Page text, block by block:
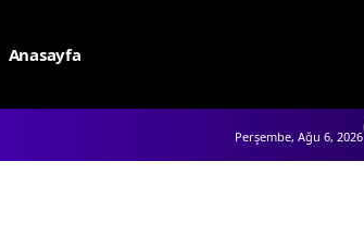
Anasayfa
Perşembe, Ağu 6, 2026